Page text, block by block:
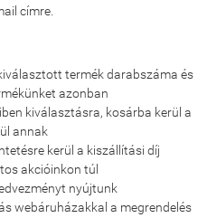
címre.
termék darabszáma és
azonban
kiválasztásra, kosárba kerül a
annak
kerül a kiszállítási díj
akcióinkon túl
nyújtunk
webáruházakkal a megrendelés